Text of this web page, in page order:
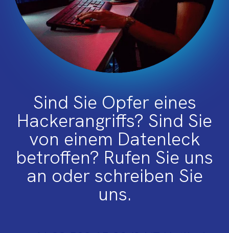
Sind Sie Opfer eines
Hackerangriffs? Sind Sie
von einem Datenleck
betroffen? Rufen Sie uns
an oder schreiben Sie
uns.